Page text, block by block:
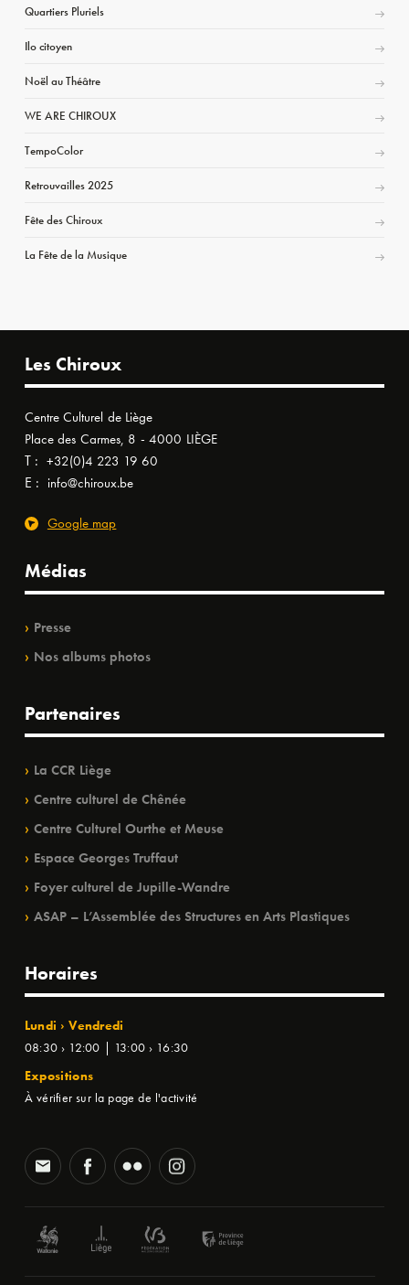
Quartiers Pluriels
Ilo citoyen
Noël au Théâtre
WE ARE CHIROUX
TempoColor
Retrouvailles 2025
Fête des Chiroux
La Fête de la Musique
Les Chiroux
Centre Culturel de Liège
Place des Carmes, 8 - 4000 LIÈGE
T : +32(0)4 223 19 60
E : info@chiroux.be
Google map
Médias
Presse
Nos albums photos
Partenaires
La CCR Liège
Centre culturel de Chênée
Centre Culturel Ourthe et Meuse
Espace Georges Truffaut
Foyer culturel de Jupille-Wandre
ASAP – L’Assemblée des Structures en Arts Plastiques
Horaires
Lundi › Vendredi
08:30 › 12:00 | 13:00 › 16:30
Expositions
À vérifier sur la page de l'activité